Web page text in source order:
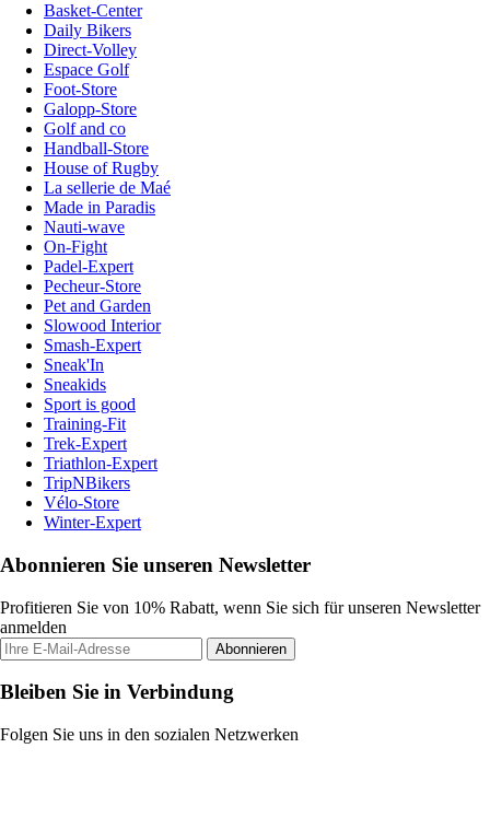
Basket-Center
Daily Bikers
Direct-Volley
Espace Golf
Foot-Store
Galopp-Store
Golf and co
Handball-Store
House of Rugby
La sellerie de Maé
Made in Paradis
Nauti-wave
On-Fight
Padel-Expert
Pecheur-Store
Pet and Garden
Slowood Interior
Smash-Expert
Sneak'In
Sneakids
Sport is good
Training-Fit
Trek-Expert
Triathlon-Expert
TripNBikers
Vélo-Store
Winter-Expert
Abonnieren Sie unseren Newsletter
Profitieren Sie von 10% Rabatt, wenn Sie sich für unseren Newsletter
anmelden
Abonnieren
Bleiben Sie in Verbindung
Folgen Sie uns in den sozialen Netzwerken